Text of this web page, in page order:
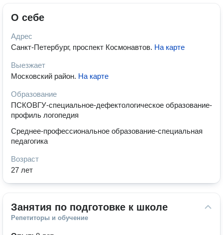
О себе
Адрес
Санкт-Петербург, проспект Космонавтов. На карте
Выезжает
Московский район. На карте
Образование
ПСКОВГУ-специальное-дефектологическое образование-
профиль логопедия
Среднее-профессиональное образование-специальная
педагогика
Возраст
27 лет
Занятия по подготовке к школе
Репетиторы и обучение